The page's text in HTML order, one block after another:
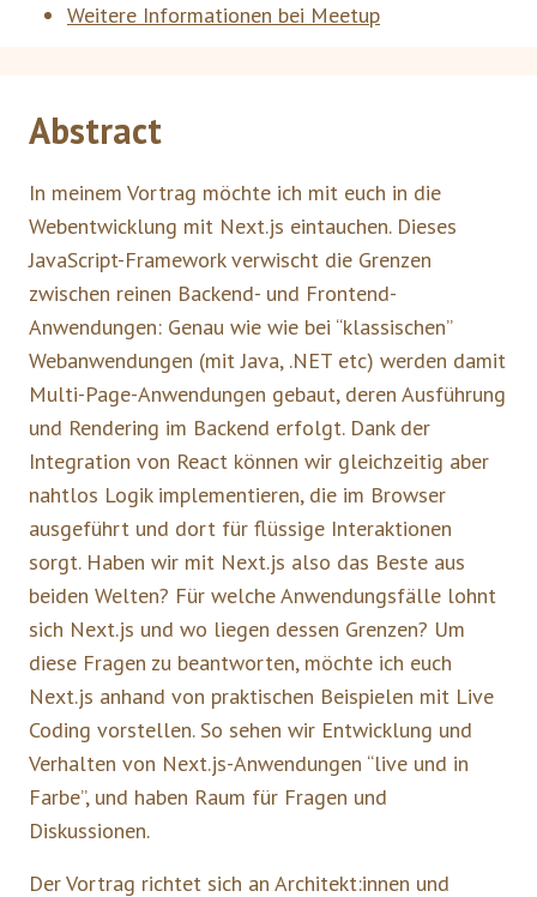
Weitere Informationen bei Meetup
Abstract
In meinem Vortrag möchte ich mit euch in die
Webentwicklung mit Next.js eintauchen. Dieses
JavaScript-Framework verwischt die Grenzen
zwischen reinen Backend- und Frontend-
Anwendungen: Genau wie wie bei “klassischen”
Webanwendungen (mit Java, .NET etc) werden damit
Multi-Page-Anwendungen gebaut, deren Ausführung
und Rendering im Backend erfolgt. Dank der
Integration von React können wir gleichzeitig aber
nahtlos Logik implementieren, die im Browser
ausgeführt und dort für flüssige Interaktionen
sorgt. Haben wir mit Next.js also das Beste aus
beiden Welten? Für welche Anwendungsfälle lohnt
sich Next.js und wo liegen dessen Grenzen? Um
diese Fragen zu beantworten, möchte ich euch
Next.js anhand von praktischen Beispielen mit Live
Coding vorstellen. So sehen wir Entwicklung und
Verhalten von Next.js-Anwendungen “live und in
Farbe”, und haben Raum für Fragen und
Diskussionen.
Der Vortrag richtet sich an Architekt:innen und